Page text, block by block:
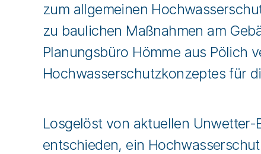
zum allgemeinen
zu baulichen Maßnahmen am
Planungsbüro Hömme aus Pölich
Hochwasserschutzkonzeptes für
Losgelöst von aktuellen
entschieden, ein